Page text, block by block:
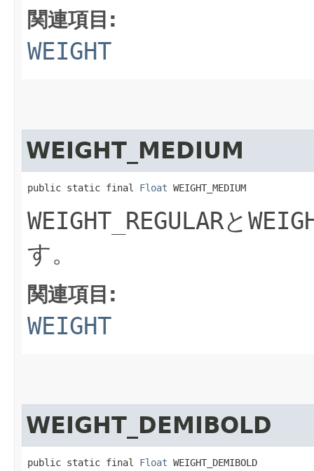
関連項目:
WEIGHT
WEIGHT_MEDIUM
public static final Float WEIGHT_MEDIUM
WEIGHT_REGULARと
す。
関連項目:
WEIGHT
WEIGHT_DEMIBOLD
public static final Float WEIGHT_DEMIBOLD